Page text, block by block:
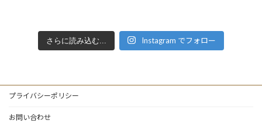
さらに読み込む... Instagram でフォロー
プライバシーポリシー
お問い合わせ